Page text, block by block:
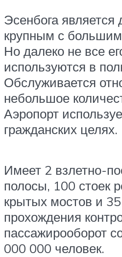
Эсенбога является
крупным с
Но далеко не все
используются в
Обслуживается
небольшое
Аэропорт
гражданских целях.
Имеет 2 взлетно-
полосы, 100 стоек
крытых мостов и 35
прохождения
пассажирооборот
000 000 человек.